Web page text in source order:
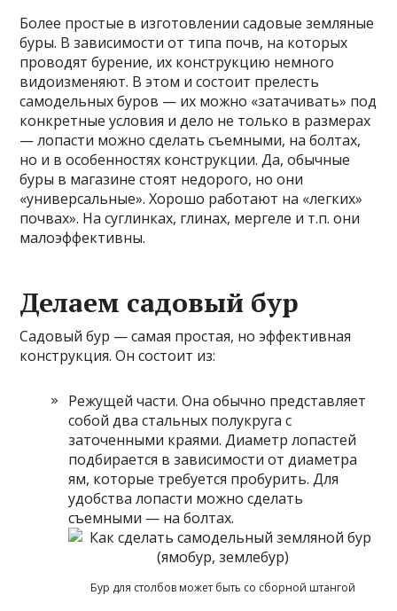
Более простые в изготовлении садовые земляные
буры. В зависимости от типа почв, на которых
проводят бурение, их конструкцию немного
видоизменяют. В этом и состоит прелесть
самодельных буров — их можно «затачивать» под
конкретные условия и дело не только в размерах
— лопасти можно сделать съемными, на болтах,
но и в особенностях конструкции. Да, обычные
буры в магазине стоят недорого, но они
«универсальные». Хорошо работают на «легких»
почвах». На суглинках, глинах, мергеле и т.п. они
малоэффективны.
Делаем садовый бур
Садовый бур — самая простая, но эффективная
конструкция. Он состоит из:
Режущей части. Она обычно представляет
собой два стальных полукруга с
заточенными краями. Диаметр лопастей
подбирается в зависимости от диаметра
ям, которые требуется пробурить. Для
удобства лопасти можно сделать
съемными — на болтах.
Бур для столбов может быть со сборной штангой